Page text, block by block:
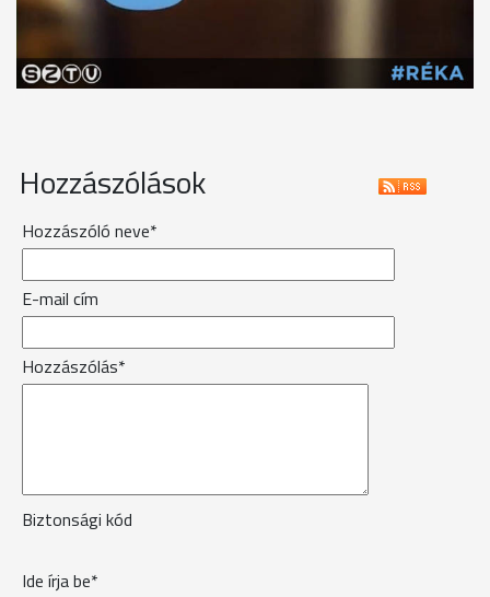
Hozzászólások
Hozzászóló neve*
E-mail cím
Hozzászólás*
Biztonsági kód
Ide írja be*